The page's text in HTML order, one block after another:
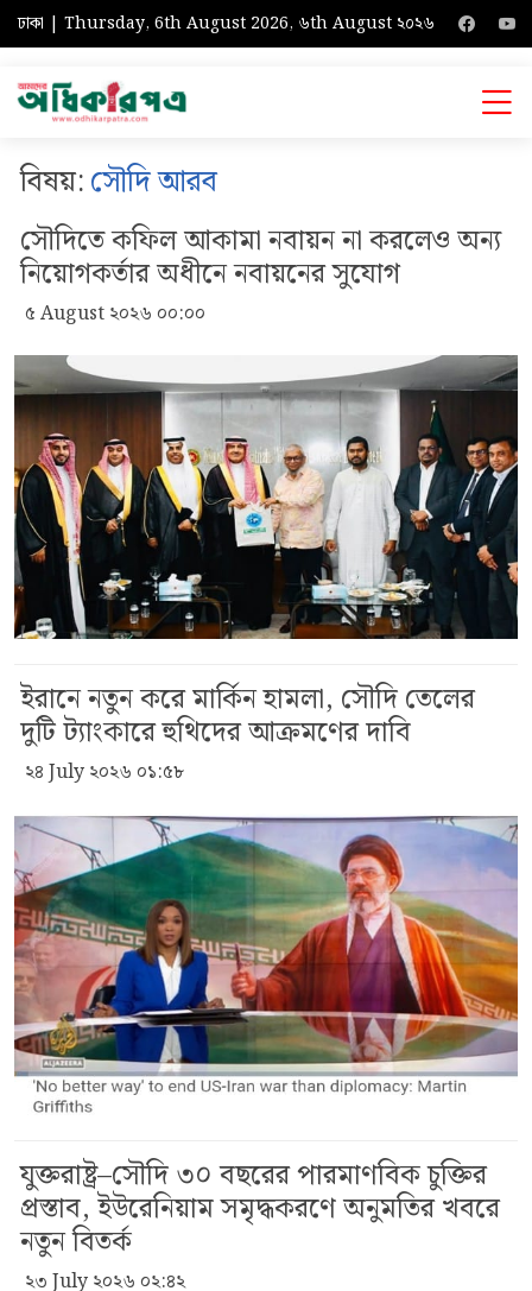
ঢাকা | Thursday, 6th August 2026, ৬th August ২০২৬
বিষয়:সৌদি আরব
সৌদিতে কফিল আকামা নবায়ন না করলেও অন্য
নিয়োগকর্তার অধীনে নবায়নের সুযোগ
৫ August ২০২৬ ০০:০০
ইরানে নতুন করে মার্কিন হামলা, সৌদি তেলের
দুটি ট্যাংকারে হুথিদের আক্রমণের দাবি
২৪ July ২০২৬ ০১:৫৮
যুক্তরাষ্ট্র–সৌদি ৩০ বছরের পারমাণবিক চুক্তির
প্রস্তাব, ইউরেনিয়াম সমৃদ্ধকরণে অনুমতির খবরে
নতুন বিতর্ক
২৩ July ২০২৬ ০২:৪২